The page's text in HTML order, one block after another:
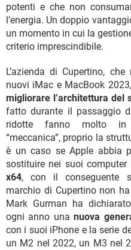
potenti e che non
l’energia. Un doppio
un momento in cui la
criterio imprescindibile.
L’azienda di Cupertino,
nuovi iMac e MacBook
migliorare l’architettura del
fatto durante il passaggio
ridotte fanno molto in
“meccanica”, proprio la
è un caso se Apple abbia
sostituire nei suoi
x64, con il conseguente
marchio di Cupertino non
Mark Gurman ha
ogni anno unanuova
con i suoi iPhone e la serie
un M2 nel 2022, un M3 nel